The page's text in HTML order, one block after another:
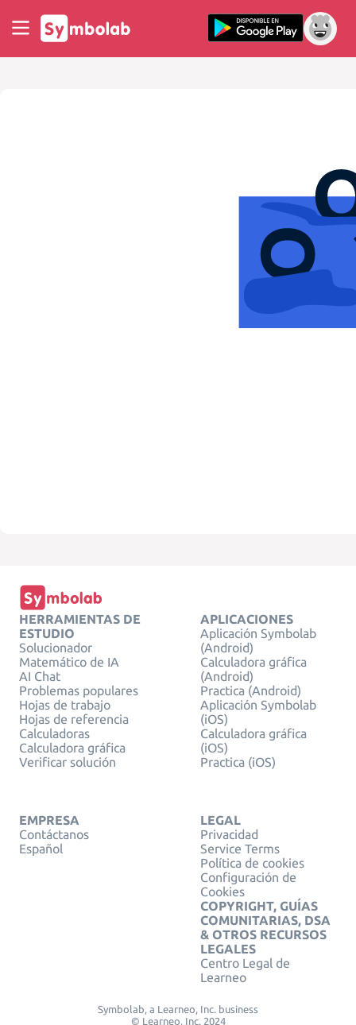
HERRAMIENTAS DE
ESTUDIO
Solucionador
Matemático de IA
AI Chat
Problemas populares
Hojas de trabajo
Hojas de referencia
Calculadoras
Calculadora gráfica
Verificar solución
APLICACIONES
Aplicación Symbolab
(Android)
Calculadora gráfica
(Android)
Practica (Android)
Aplicación Symbolab
(iOS)
Calculadora gráfica
(iOS)
Practica (iOS)
EMPRESA
Contáctanos
Español
LEGAL
Privacidad
Service Terms
Política de cookies
Configuración de
Cookies
COPYRIGHT, GUÍAS
COMUNITARIAS, DSA
& OTROS RECURSOS
LEGALES
Centro Legal de
Learneo
Symbolab, a Learneo, Inc. business
© Learneo, Inc. 2024